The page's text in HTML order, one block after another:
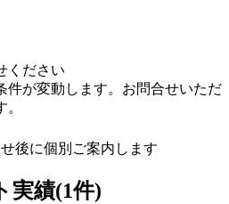
ください
件が変動します。お問合せいただ
後に個別ご案内します
実績(1件)